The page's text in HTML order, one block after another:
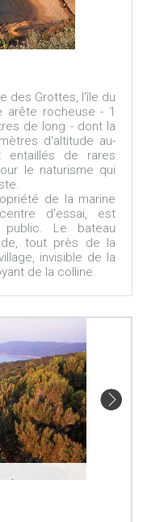
des Grottes, l'île du
arête rocheuse - 1
de long - dont la
d'altitude au-
de rares
le naturisme qui
de la marine
d'essai, est
public. Le bateau
tout près de la
invisible de la
de la colline.